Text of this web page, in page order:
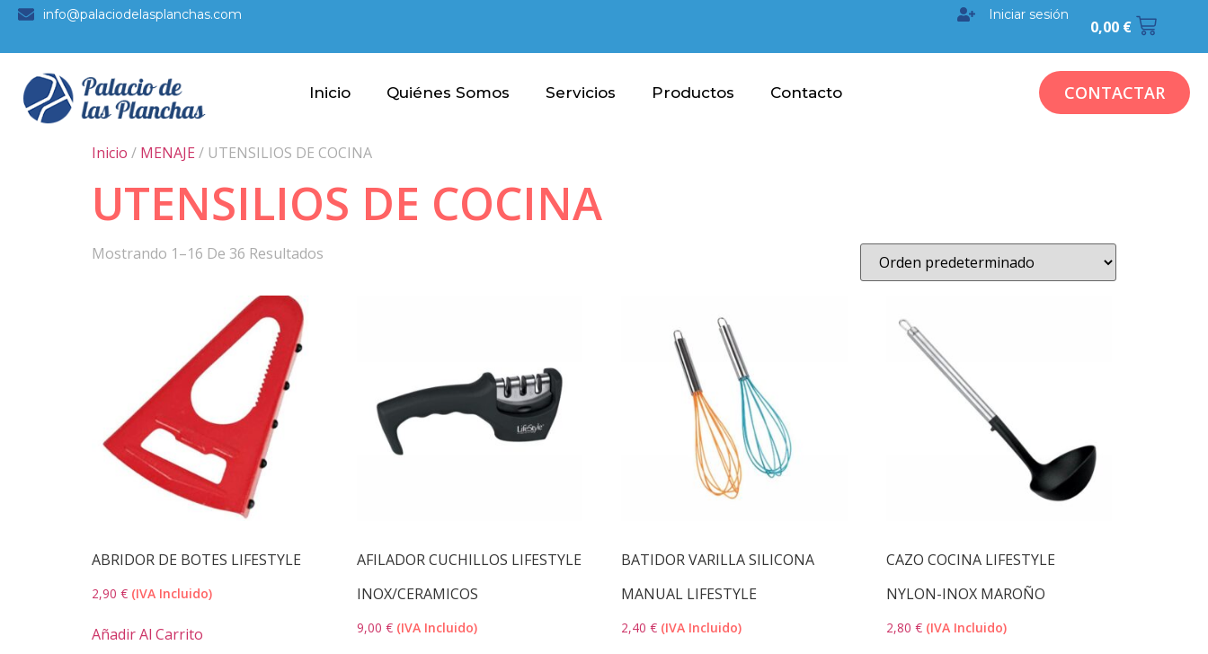
info@palaciodelasplanchas.com
0,00 €
Iniciar sesión
Inicio Quiénes Somos Servicios Productos Contacto CONTACTAR
Inicio / MENAJE / UTENSILIOS DE COCINA
UTENSILIOS DE COCINA
Mostrando 1–16 De 36 Resultados
ABRIDOR DE BOTES LIFESTYLE
2,90 € (IVA Incluido)
Añadir Al Carrito
AFILADOR CUCHILLOS LIFESTYLE
INOX/CERAMICOS
9,00 € (IVA Incluido)
BATIDOR VARILLA SILICONA
MANUAL LIFESTYLE
2,40€ (IVA Incluido)
CAZO COCINA LIFESTYLE
NYLON-INOX MAROÑO
2,80€ (IVA Incluido)